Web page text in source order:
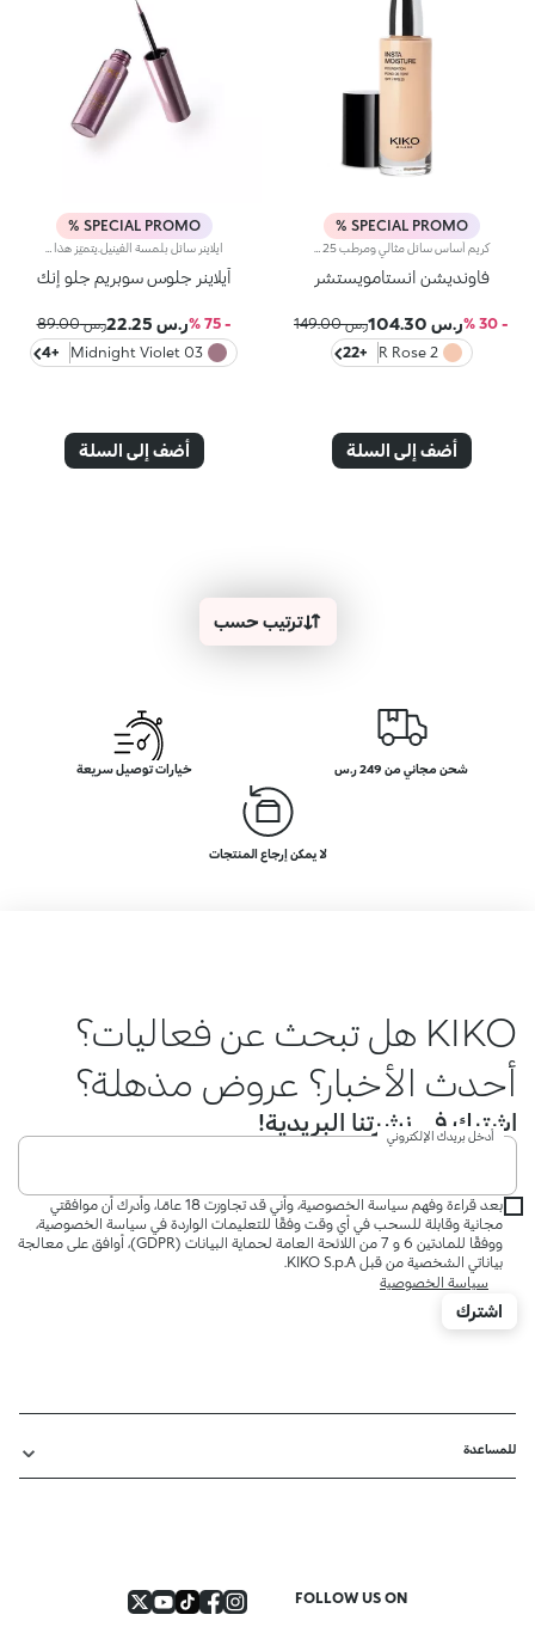
SPECIAL PROMO %
فاونديشن انستامويستشر
- 30 % ر.س 104.30
ر.س 149.00
2 R Rose
+22
أضف إلى السلة
SPECIAL PROMO %
آيلاينر جلوس سوبريم جلو إنك
- 75 % ر.س 22.25
ر.س 89.00
03 Midnight Violet
+4
أضف إلى السلة
ترتيب حسب
شحن مجاني من 249 ر.س خيارات توصيل سريعة
لا يمكن إرجاع المنتجات
KIKO هل تبحث عن فعاليات؟
أحدث الأخبار؟ عروض مذهلة؟
اشترك في نشرتنا البريدية!
أدخل بريدك الإلكتروني
بعد قراءة وفهم سياسة الخصوصية، وأني قد تجاوزت 18 عامًا، وأدرك أن موافقتي
مجانية وقابلة للسحب في أي وقت وفقًا للتعليمات الواردة في سياسة الخصوصية،
ووفقًا للمادتين 6 و 7 من اللائحة العامة لحماية البيانات (GDPR)، أوافق على معالجة
بياناتي الشخصية من قبل KIKO S.p.A.
سياسة الخصوصية
اشترك
للمساعدة
FOLLOW US ON